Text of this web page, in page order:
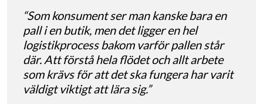
“Som konsument ser man kanske bara en
pall i en butik, men det ligger en hel
logistikprocess bakom varför pallen står
där. Att förstå hela flödet och allt arbete
som krävs för att det ska fungera har varit
väldigt viktigt att lära sig.”